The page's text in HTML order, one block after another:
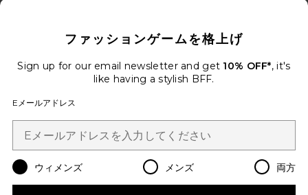
BLACK HORSE パーカー
LAUREN MOSHI
ファッションゲームを格上げ
Sign up for our email newsletter and get 10% OFF*, it's
like having a stylish BFF.
Eメールアドレス
ウィメンズ メンズ 両方